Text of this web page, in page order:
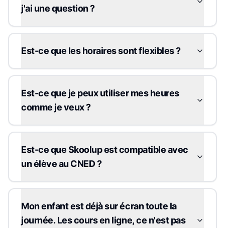
j'ai une question ?
Est-ce que les horaires sont flexibles ?
Est-ce que je peux utiliser mes heures
comme je veux ?
Est-ce que Skoolup est compatible avec
un élève au CNED ?
Mon enfant est déjà sur écran toute la
journée. Les cours en ligne, ce n'est pas